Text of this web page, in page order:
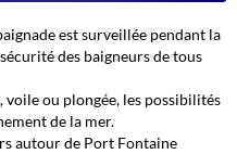
est surveillée pendant la
des baigneurs de tous
voile ou plongée, les possibilités
de la mer.
autour de Port Fontaine